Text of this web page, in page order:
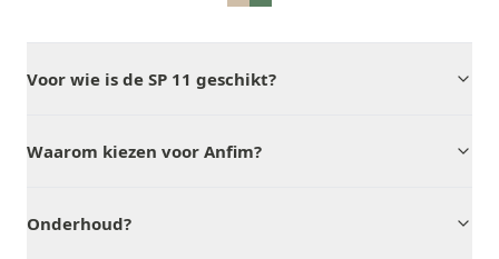
Voor wie is de SP 11 geschikt?
Waarom kiezen voor Anfim?
Onderhoud?